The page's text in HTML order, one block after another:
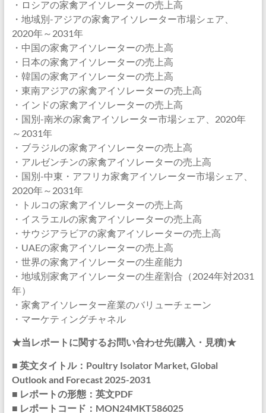
・ロシアの家禽アイソレーターの売上高
・地域別-アジアの家禽アイソレーター市場シェア、
2020年～2031年
・中国の家禽アイソレーターの売上高
・日本の家禽アイソレーターの売上高
・韓国の家禽アイソレーターの売上高
・東南アジアの家禽アイソレーターの売上高
・インドの家禽アイソレーターの売上高
・国別-南米の家禽アイソレーター市場シェア、2020年
～2031年
・ブラジルの家禽アイソレーターの売上高
・アルゼンチンの家禽アイソレーターの売上高
・国別-中東・アフリカ家禽アイソレーター市場シェア、
2020年～2031年
・トルコの家禽アイソレーターの売上高
・イスラエルの家禽アイソレーターの売上高
・サウジアラビアの家禽アイソレーターの売上高
・UAEの家禽アイソレーターの売上高
・世界の家禽アイソレーターの生産能力
・地域別家禽アイソレーターの生産割合（2024年対2031
年）
・家禽アイソレーター産業のバリューチェーン
・マーケティングチャネル
★当レポートに関するお問い合わせ先(購入・見積)★
■ 英文タイトル：Poultry Isolator Market, Global
Outlook and Forecast 2025-2031
■ レポートの形態：英文PDF
■ レポートコード：MON24MKT586025